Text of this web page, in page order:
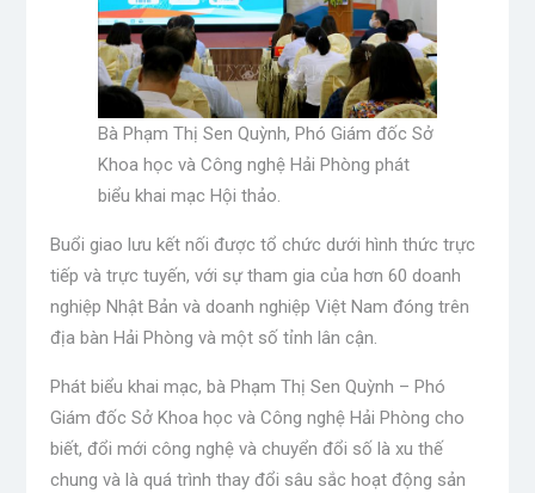
Bà Phạm Thị Sen Quỳnh, Phó Giám đốc Sở
Khoa học và Công nghệ Hải Phòng phát
biểu khai mạc Hội thảo.
Buổi giao lưu kết nối được tổ chức dưới hình thức trực
tiếp và trực tuyến, với sự tham gia của hơn 60 doanh
nghiệp Nhật Bản và doanh nghiệp Việt Nam đóng trên
địa bàn Hải Phòng và một số tỉnh lân cận.
Phát biểu khai mạc, bà Phạm Thị Sen Quỳnh – Phó
Giám đốc Sở Khoa học và Công nghệ Hải Phòng cho
biết, đổi mới công nghệ và chuyển đổi số là xu thế
chung và là quá trình thay đổi sâu sắc hoạt động sản